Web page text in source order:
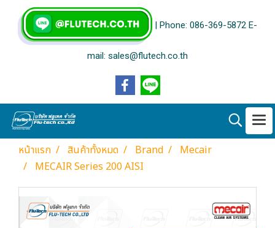
| Phone: 086-369-5872 E-
mail: sales@flutech.co.th
หน้าแรก สินค้าทั้งหมด Brand
Mecair
MECAIR Series 200 AISI